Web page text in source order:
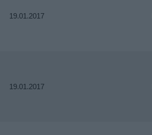
19.01.2017
19.01.2017